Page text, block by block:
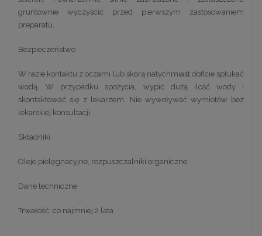
gruntownie wyczyścić przed pierwszym zastosowaniem
preparatu.
Bezpieczeństwo
W razie kontaktu z oczami lub skórą natychmiast obficie spłukać
wodą. W przypadku spożycia, wypić dużą ilość wody i
skontaktować się z lekarzem. Nie wywoływać wymiotów bez
lekarskiej konsultacji.
Składniki
Oleje pielęgnacyjne, rozpuszczalniki organiczne
Dane techniczne
Trwałość: co najmniej 2 lata